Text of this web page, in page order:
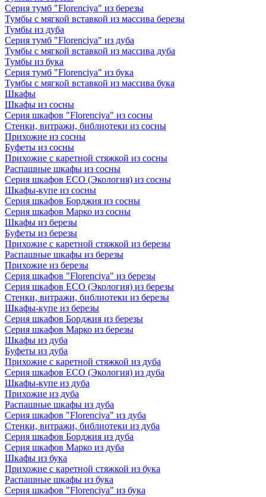
Серия тумб "Florenciya" из березы
Тумбы с мягкой вставкой из массива березы
Тумбы из дуба
Серия тумб "Florenciya" из дуба
Тумбы с мягкой вставкой из массива дуба
Тумбы из бука
Серия тумб "Florenciya" из бука
Тумбы с мягкой вставкой из массива бука
Шкафы
Шкафы из сосны
Серия шкафов "Florenciya" из сосны
Стенки, витражи, библиотеки из сосны
Прихожие из сосны
Буфеты из сосны
Прихожие с каретной стяжкой из сосны
Распашные шкафы из сосны
Серия шкафов ECO (Экология) из сосны
Шкафы-купе из сосны
Серия шкафов Борджия из сосны
Серия шкафов Марко из сосны
Шкафы из березы
Буфеты из березы
Прихожие с каретной стяжкой из березы
Распашные шкафы из березы
Прихожие из березы
Серия шкафов "Florenciya" из березы
Серия шкафов ECO (Экология) из березы
Стенки, витражи, библиотеки из березы
Шкафы-купе из березы
Серия шкафов Борджия из березы
Серия шкафов Марко из березы
Шкафы из дуба
Буфеты из дуба
Прихожие с каретной стяжкой из дуба
Серия шкафов ECO (Экология) из дуба
Шкафы-купе из дуба
Прихожие из дуба
Распашные шкафы из дуба
Серия шкафов "Florenciya" из дуба
Стенки, витражи, библиотеки из дуба
Серия шкафов Борджия из дуба
Серия шкафов Марко из дуба
Шкафы из бука
Прихожие с каретной стяжкой из бука
Распашные шкафы из бука
Серия шкафов "Florenciya" из бука